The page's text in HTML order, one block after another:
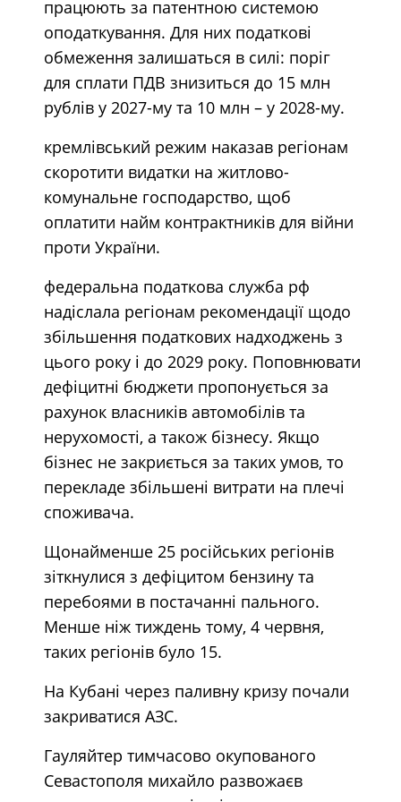
працюють за патентною системою
оподаткування. Для них податкові
обмеження залишаться в силі: поріг
для сплати ПДВ знизиться до 15 млн
рублів у 2027-му та 10 млн – у 2028-му.
кремлівський режим наказав регіонам
скоротити видатки на житлово-
комунальне господарство, щоб
оплатити найм контрактників для війни
проти України.
федеральна податкова служба рф
надіслала регіонам рекомендації щодо
збільшення податкових надходжень з
цього року і до 2029 року. Поповнювати
дефіцитні бюджети пропонується за
рахунок власників автомобілів та
нерухомості, а також бізнесу. Якщо
бізнес не закриється за таких умов, то
перекладе збільшені витрати на плечі
споживача.
Щонайменше 25 російських регіонів
зіткнулися з дефіцитом бензину та
перебоями в постачанні пального.
Менше ніж тиждень тому, 4 червня,
таких регіонів було 15.
На Кубані через паливну кризу почали
закриватися АЗС.
Гауляйтер тимчасово окупованого
Севастополя михайло развожаєв